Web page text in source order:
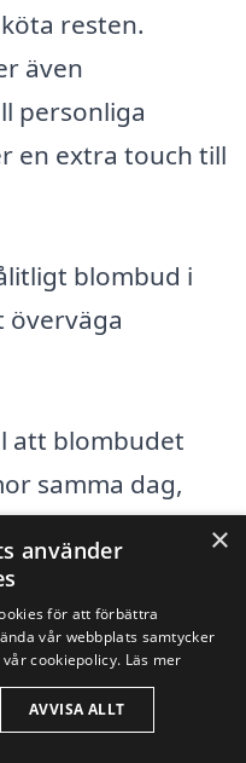
resten.
även
personliga
en extra touch till
blombud i
överväga
att blombudet
samma dag,
att de
blommor och
din specifika
×
använder
för att förbättra
vår webbplats samtycker
cookiepolicy. Läs mer
AVVISA ALLT